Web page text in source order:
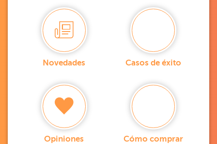
Novedades Casos de éxito
Opiniones Cómo comprar